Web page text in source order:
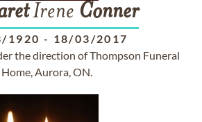
Irene Conner
1920 - 18/03/2017
the direction of Thompson Funeral
Home, Aurora, ON.